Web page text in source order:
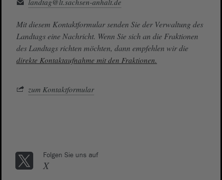
landtag@lt.sachsen-anhalt.de
Mit diesem Kontaktformular senden Sie der Verwaltung des
Landtags eine Nachricht. Wenn Sie sich an die Fraktionen
des Landtags richten möchten, dann empfehlen wir die
direkte Kontaktaufnahme mit den Fraktionen.
zum Kontaktformular
Folgen Sie uns auf
X